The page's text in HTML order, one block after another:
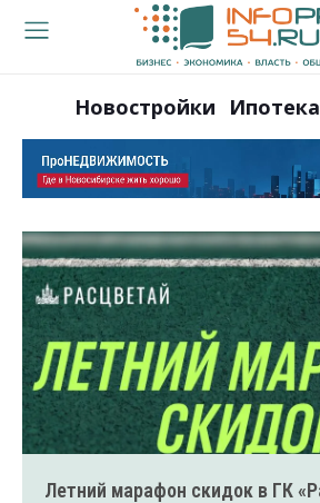
Новостройки Ипотека
Летний марафон скидок в ГК